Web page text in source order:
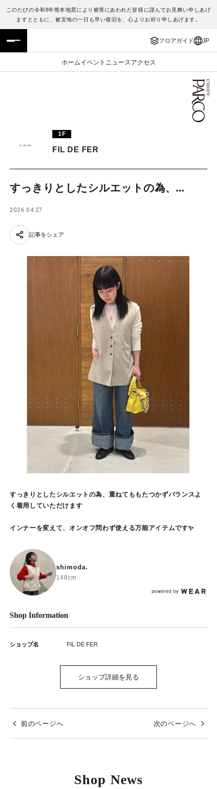
このたびの令和8年熊本地震により被害にあわれた皆様に謹んでお見舞い申しあげ
ますとともに、被災地の一日も早い復旧を、心よりお祈り申しあげます。
フロアガイド JP
ホームイベント ニュース アクセス
フロアガイド
施設案内・アクセス
TAX FREE
ENGLISH
繁体字
日本語
1F
FIL DE FER
すっきりとしたシルエットの為、...
2026.04.27
記事をシェア
すっきりとしたシルエットの為、重ねてももたつかずバランスよ
く着用していただけます
インナーを変えて、オンオフ問わず使える万能アイテムです✨
shimoda.
148cm
Shop Information
ショップ名 FIL DE FER
ショップ詳細を見る
前のページへ 次のページへ
Shop News